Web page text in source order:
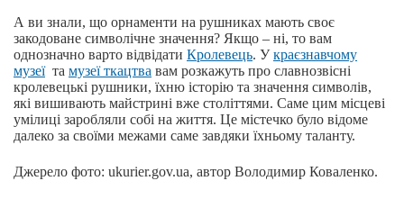
А ви знали, що орнаменти на рушниках мають своє
закодоване символічне значення? Якщо – ні, то вам
однозначно варто відвідати Кролевець. Украєзнавчому
музеїта музеї ткацтва вам розкажуть про славнозвісні
кролевецькі рушники, їхню історію та значення символів,
які вишивають майстрині вже століттями. Саме цим місцеві
умілиці заробляли собі на життя. Це містечко було відоме
далеко за своїми межами саме завдяки їхньому таланту.
Джерело фото: ukurier.gov.ua, автор Володимир Коваленко.